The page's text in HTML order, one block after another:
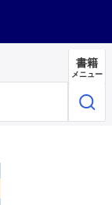
書籍
メニュー